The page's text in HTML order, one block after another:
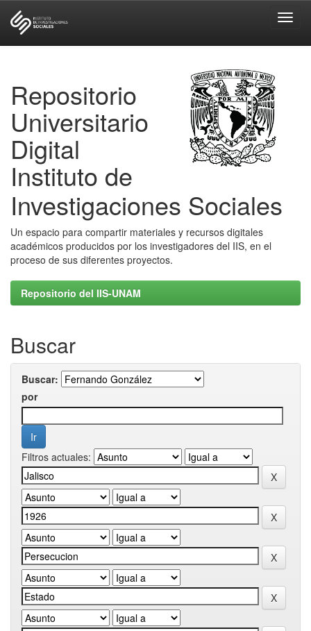
Repositorio
Universitario
Digital
Instituto de
Investigaciones Sociales
Un espacio para compartir materiales y recursos digitales
académicos producidos por los investigadores del IIS, en el
proceso de sus diferentes proyectos.
Repositorio del IIS-UNAM
Buscar
Buscar:
por
Filtros actuales: